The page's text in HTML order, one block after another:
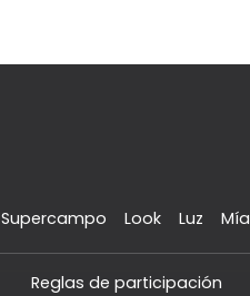
Supercampo Look Luz Mía
Reglas de participación